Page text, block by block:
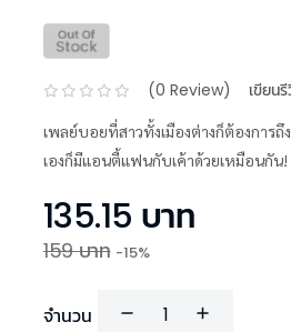
(0 Review) เขียน
เพลย์บอยที่สาวทั้งเมืองต่างก็ต้องการถึ
เองก็มีแอนตี้แฟนกับเค้าด้วยเหมือนกัน!
135.15 บาท
159บาท -15%
จำนวน